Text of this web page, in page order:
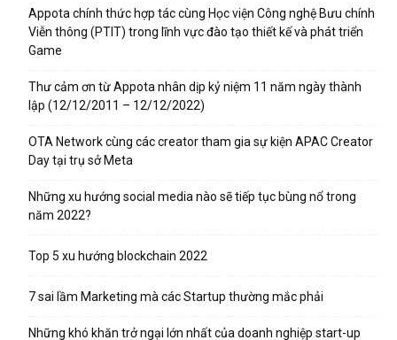
Appota chính thức hợp tác cùng Học viện Công nghệ Bưu chính
Viễn thông (PTIT) trong lĩnh vực đào tạo thiết kế và phát triển
Game
Thư cảm ơn từ Appota nhân dịp kỷ niệm 11 năm ngày thành
lập (12/12/2011 – 12/12/2022)
OTA Network cùng các creator tham gia sự kiện APAC Creator
Day tại trụ sở Meta
Những xu hướng social media nào sẽ tiếp tục bùng nổ trong
năm 2022?
Top 5 xu hướng blockchain 2022
7 sai lầm Marketing mà các Startup thường mắc phải
Những khó khăn trở ngại lớn nhất của doanh nghiệp start-up